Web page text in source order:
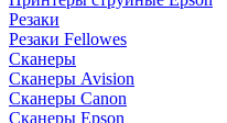
Резаки
Резаки Fellowes
Сканеры
Сканеры Avision
Сканеры Canon
Сканеры Epson